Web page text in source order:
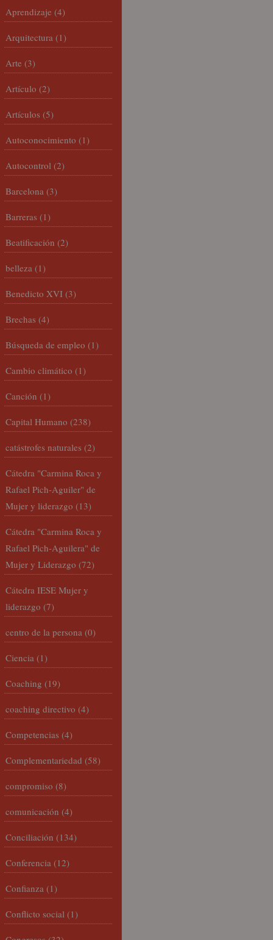
Aprendizaje (4)
Arquitectura (1)
Arte (3)
Artículo (2)
Artículos (5)
Autoconocimiento (1)
Autocontrol (2)
Barcelona (3)
Barreras (1)
Beatificación (2)
belleza (1)
Benedicto XVI (3)
Brechas (4)
Búsqueda de empleo (1)
Cambio climático (1)
Canción (1)
Capital Humano (238)
catástrofes naturales (2)
Cátedra "Carmina Roca y
Rafael Pich-Aguiler" de
Mujer y liderazgo (13)
Cátedra "Carmina Roca y
Rafael Pich-Aguilera" de
Mujer y Liderazgo (72)
Cátedra IESE Mujer y
liderazgo (7)
centro de la persona (0)
Ciencia (1)
Coaching (19)
coaching directivo (4)
Competencias (4)
Complementariedad (58)
compromiso (8)
comunicación (4)
Conciliación (134)
Conferencia (12)
Confianza (1)
Conflicto social (1)